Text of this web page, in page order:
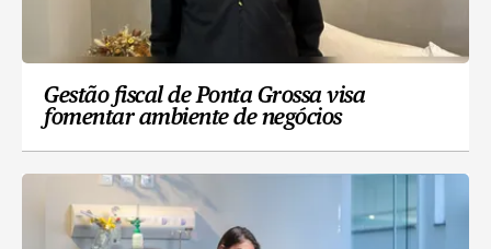
Gestão fiscal de Ponta Grossa visa
fomentar ambiente de negócios